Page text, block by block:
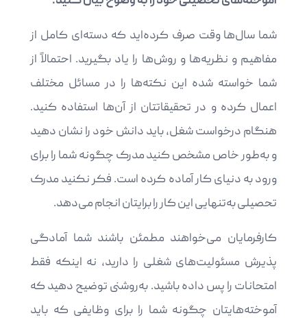
شما سال‌ها وقت صرف کرده‌اید که دسته‌ای کامل از
مفاهیم و ​​نظریه‌ها و روش‌ها را یاد بگیرید. احتمالاً از
شما خواسته شده این نکته‌ها را در مسائل مختلف
اعمال کرده و در تحقیقاتتان از آن‌ها استفاده کنید.
هنگام درخواست شغل، باید دانش خود را نشان دهید
و به‌طور خاص مشخص کنید مدرک چگونه شما را برای
ورود به دنیای کار آماده کرده است. فکر نکنید مدرک
تحصیلی به‌تنهایی این کار را برایتان انجام می‌دهد.
کارفرمایان می‌خواهند مطمئن باشند شما آمادگی
پذیرش مسئولیت‌های شغلی را دارید، نه اینکه فقط
امتحانات را پس داده باشید. به‌روشنی توضیح دهید که
آموخته‌هایتان چگونه شما را برای وظایفی که باید